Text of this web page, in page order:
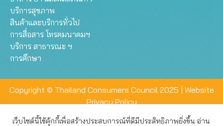
บริการสุขภาพ
สินค้าและบริการทั่วไป
การสื่อสาร โทรคมนาคมฯ
บริการ สาธารณะ ฯ
การศึกษา
Copyright © Thailand Consumers Council 2025 | Website
Privacy Policy
เว็บไซต์นี้ใช้คุ้กกี้เพื่อสร้างประสบการณ์ที่ดีมีประสิทธิภาพยิ่งขึ้น อ่าน